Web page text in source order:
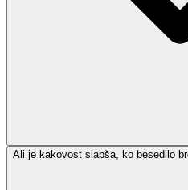
Ali je kakovost slabša, ko besedilo